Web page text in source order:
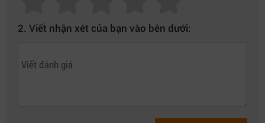
2. Viết nhận xét của bạn vào bên dưới: